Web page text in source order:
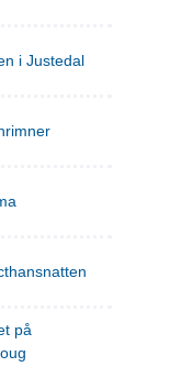
i Justedal
på